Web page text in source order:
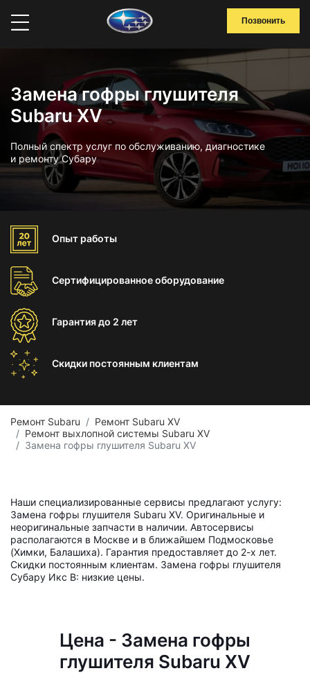
Позвонить
Замена гофры глушителя
Subaru XV
Полный спектр услуг по обслуживанию, диагностике
и ремонту Субару
Опыт работы
Сертифицированноеоборудование
Гарантиядо 2 лет
Скидки постоянным клиентам
Ремонт Subaru
Ремонт Subaru XV
Ремонт выхлопной системы Subaru XV
Замена гофры глушителя Subaru XV
Наши специализированные сервисы предлагают услугу:
Замена гофры глушителя Subaru XV. Оригинальные и
неоригинальные запчасти в наличии. Автосервисы
располагаются в Москве и в ближайшем Подмосковье
(Химки, Балашиха). Гарантия предоставляет до 2-х лет.
Скидки постоянным клиентам. Замена гофры глушителя
Субару Икс В: низкие цены.
Цена - Замена гофры
глушителя Subaru XV